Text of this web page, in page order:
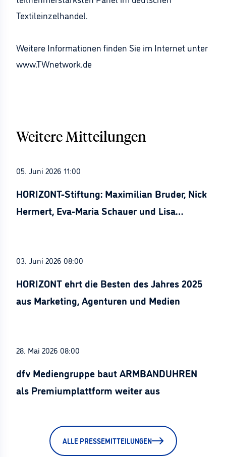
Textileinzelhandel.
Weitere Informationen finden Sie im Internet unter
www.TWnetwork.de
Weitere Mitteilungen
05. Juni 2026 11:00
HORIZONT-Stiftung: Maximilian Bruder, Nick
Hermert, Eva-Maria Schauer und Lisa
03. Juni 2026 08:00
HORIZONT ehrt die Besten des Jahres 2025
aus Marketing, Agenturen und Medien
28. Mai 2026 08:00
dfv Mediengruppe baut ARMBANDUHREN
als Premiumplattform weiter aus
ALLE PRESSEMITTEILUNGEN